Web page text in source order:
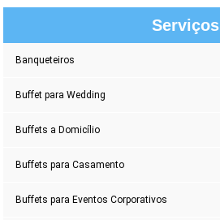
Serviços
Banqueteiros
Buffet para Wedding
Buffets a Domicílio
Buffets para Casamento
Buffets para Eventos Corporativos